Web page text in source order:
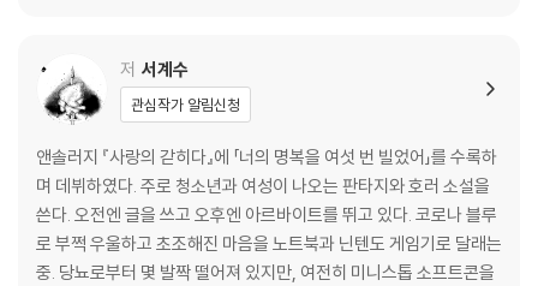
저 서계수
관심작가 알림신청
앤솔러지 『사랑의 갇히다』에 「너의 명복을 여섯 번 빌었어」를 수록하
며 데뷔하였다. 주로 청소년과 여성이 나오는 판타지와 호러 소설을
쓴다. 오전엔 글을 쓰고 오후엔 아르바이트를 뛰고 있다. 코로나 블루
로 부쩍 우울하고 초조해진 마음을 노트북과 닌텐도 게임기로 달래는
중. 당뇨로부터 몇 발짝 떨어져 있지만, 여전히 미니스톱 소프트콘을